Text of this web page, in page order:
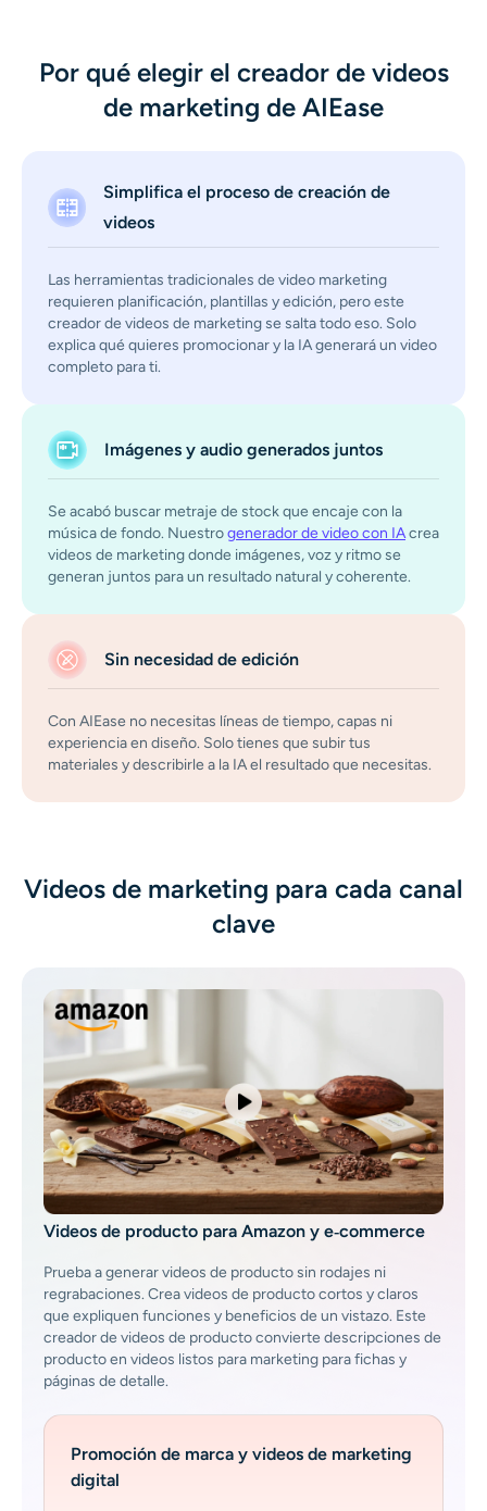
Creador de fotos de pasaporte
Efectos de video
Potenciador de video
Quitar marca de agua de video
Por qué elegir el creador de videos
de marketing de AIEase
Simplifica el proceso de creación de
videos
Las herramientas tradicionales de video marketing
requieren planificación, plantillas y edición, pero este
creador de videos de marketing se salta todo eso. Solo
explica qué quieres promocionar y la IA generará un video
completo para ti.
Imágenes y audio generados juntos
Se acabó buscar metraje de stock que encaje con la
música de fondo. Nuestrogenerador de video con IAcrea
videos de marketing donde imágenes, voz y ritmo se
generan juntos para un resultado natural y coherente.
Sin necesidad de edición
Con AIEase no necesitas líneas de tiempo, capas ni
experiencia en diseño. Solo tienes que subir tus
materiales y describirle a la IA el resultado que necesitas.
Videos de marketing para cada canal
clave
Videos de producto para Amazon y e‑commerce
Prueba a generar videos de producto sin rodajes ni
regrabaciones. Crea videos de producto cortos y claros
que expliquen funciones y beneficios de un vistazo. Este
creador de videos de producto convierte descripciones de
producto en videos listos para marketing para fichas y
páginas de detalle.
Promoción de marca y videos de marketing
digital